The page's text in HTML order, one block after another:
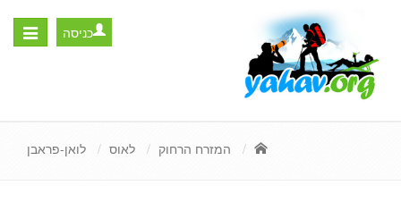
Toggle
כניסה
המזרח הרחוק לאוס לואן-פראבן